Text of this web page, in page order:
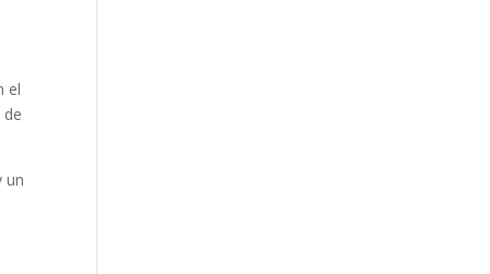
el
un